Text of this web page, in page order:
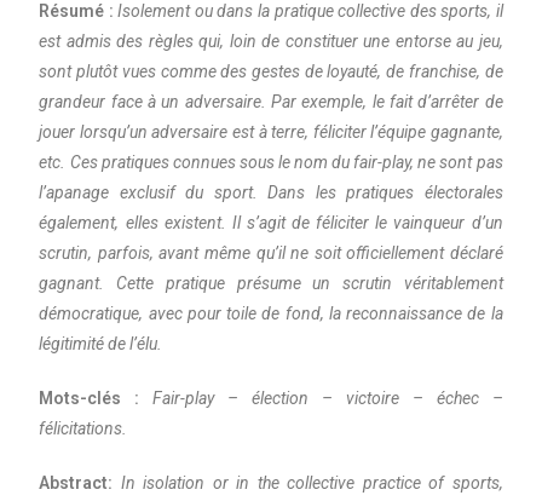
Résumé :Isolement ou dans la pratique collective des sports, il
est admis des règles qui, loin de constituer une entorse au jeu,
sont plutôt vues comme des gestes de loyauté, de franchise, de
grandeur face à un adversaire. Par exemple, le fait d’arrêter de
jouer lorsqu’un adversaire est à terre, féliciter l’équipe gagnante,
etc. Ces pratiques connues sous le nom du fair-play, ne sont pas
l’apanage exclusif du sport. Dans les pratiques électorales
également, elles existent. Il s’agit de féliciter le vainqueur d’un
scrutin, parfois, avant même qu’il ne soit officiellement déclaré
gagnant. Cette pratique présume un scrutin véritablement
démocratique, avec pour toile de fond, la reconnaissance de la
légitimité de l’élu.
Mots-clés : Fair-play – élection – victoire – échec –
félicitations.
Abstract: In isolation or in the collective practice of sports,